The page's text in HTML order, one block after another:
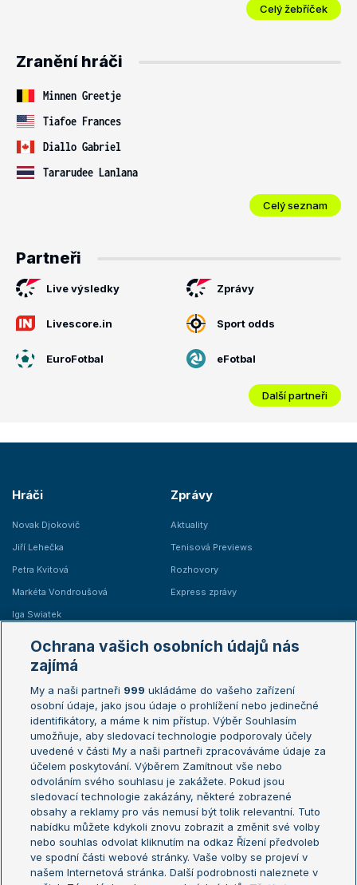
Celý žebříček
Zranění hráči
Minnen Greetje
Tiafoe Frances
Diallo Gabriel
Tararudee Lanlana
Celý seznam
Partneři
Live výsledky Zprávy
Livescore.in Sport odds
EuroFotbal eFotbal
Další partneři
Hráči
Novak Djokovič
Jiří Lehečka
Petra Kvitová
Markéta Vondroušová
Iga Swiatek
Zprávy
Aktuality
Tenisová Previews
Rozhovory
Express zprávy
Žebříčky
Žebříček ATP (muži)
Žebříček WTA (ženy)
Sázkařský žebříček
Australian Open
French Open
Wimbledon
US Open
Turnaj mistrů
Turnaj mistryň
Aktualní trendy
Fotbalové přestupy
Livesport Daily
Ochrana vašich osobních údajů nás
zajímá
My a naši partneři 999 ukládáme do vašeho zařízení
osobní údaje, jako jsou údaje o prohlížení nebo jedinečné
identifikátory, a máme k nim přístup. Výběr Souhlasím
umožňuje, aby sledovací technologie podporovaly účely
uvedené v části My a naši partneři zpracováváme údaje za
účelem poskytování. Výběrem Zamítnout vše nebo
odvoláním svého souhlasu je zakážete. Pokud jsou
sledovací technologie zakázány, některé zobrazené
obsahy a reklamy pro vás nemusí být tolik relevantní. Tuto
nabídku můžete kdykoli znovu zobrazit a změnit své volby
nebo souhlas odvolat kliknutím na odkaz Řízení předvoleb
ve spodní části webové stránky. Vaše volby se projeví v
našem Internetová stránka. Další podrobnosti naleznete v